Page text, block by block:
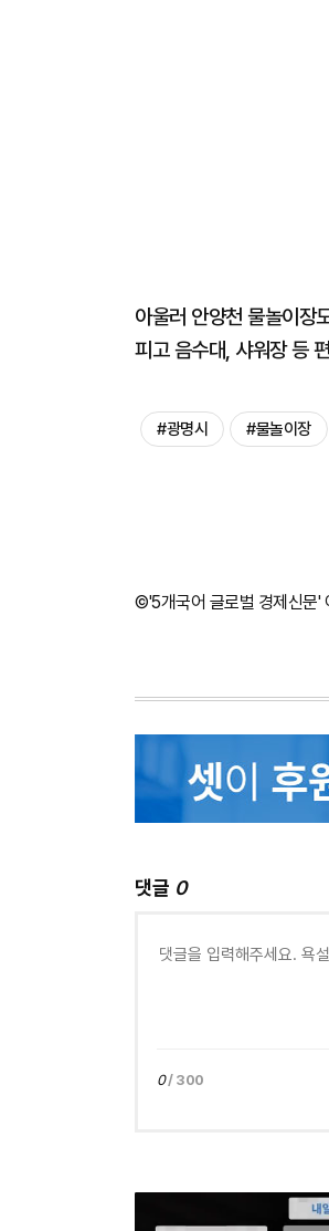
아울러 안양천 물놀이
피고 음수대, 샤워장 등
#광명시 #물놀이장
©'5개국어 글로벌 경제신문'
댓글 0
0/ 300